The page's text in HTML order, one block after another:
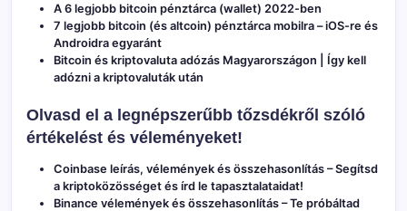
A 6 legjobb bitcoin pénztárca (wallet) 2022-ben
7 legjobb bitcoin (és altcoin) pénztárca mobilra – iOS-re és
Androidra egyaránt
Bitcoin és kriptovaluta adózás Magyarországon | Így kell
adózni a kriptovaluták után
Olvasd el a legnépszerűbb tőzsdékről szóló
értékelést és véleményeket!
Coinbase leírás, vélemények és összehasonlítás – Segítsd
a kriptoközösséget és írd le tapasztalataidat!
Binance vélemények és összehasonlítás – Te próbáltad